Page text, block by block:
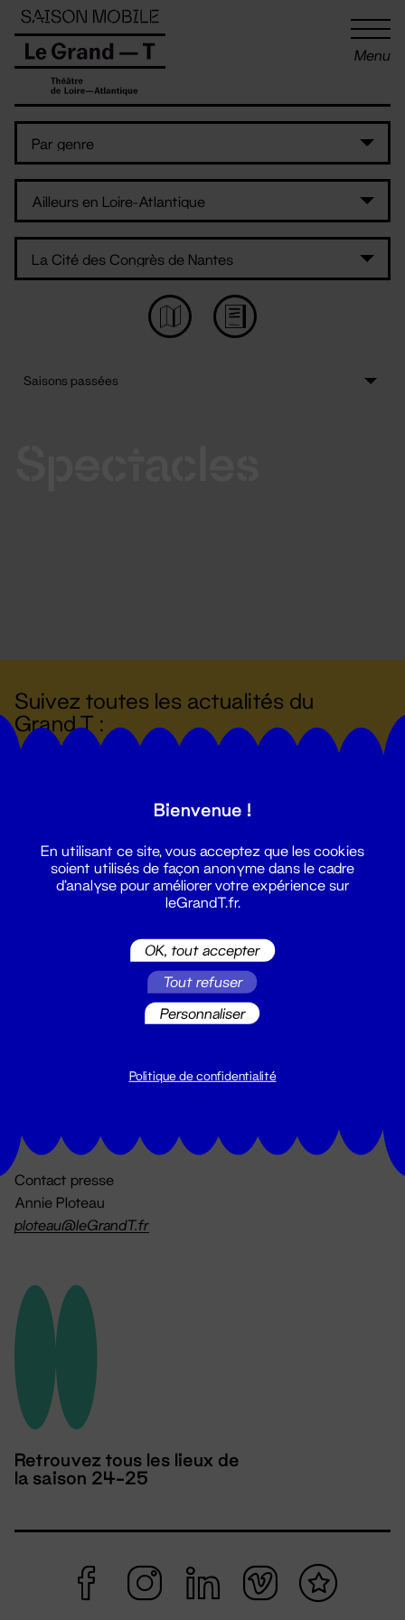
Menu
Suivez toutes les actualités du
Grand T :
billetterie@leGrandT.fr
Contact presse
Annie Ploteau
ploteau@leGrandT.fr
Retrouvez tous les lieux de
la saison 24-25
Panneau de gestion des cookies
Bienvenue !
En utilisant ce site, vous acceptez que les cookies
soient utilisés de façon anonyme dans le cadre
d'analyse pour améliorer votre expérience sur
leGrandT.fr.
OK, tout accepter
Tout refuser
Personnaliser
Politique de confidentialité